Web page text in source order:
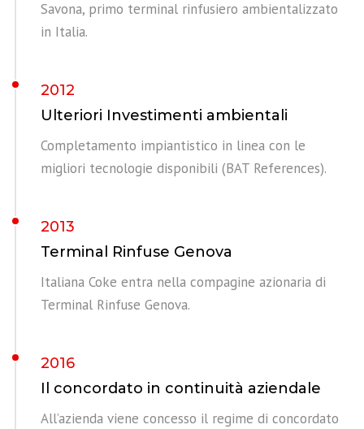
Savona, primo terminal rinfusiero ambientalizzato
in Italia.
2012
Ulteriori Investimenti ambientali
Completamento impiantistico in linea con le
migliori tecnologie disponibili (BAT References).
2013
Terminal Rinfuse Genova
Italiana Coke entra nella compagine azionaria di
Terminal Rinfuse Genova.
2016
Il concordato in continuità aziendale
All’azienda viene concesso il regime di concordato